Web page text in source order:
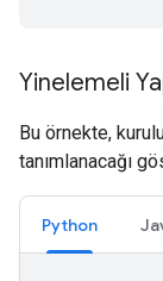
Yinelemeli
Bu örnekte,
tanımlanacağı
Python